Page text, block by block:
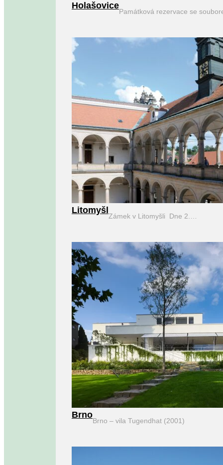
Holašovice
Památková rezervace se
Litomyšl
Zámek v Litomyšli Dne 2.…
Brno
Brno – vila Tugendhat (2001)